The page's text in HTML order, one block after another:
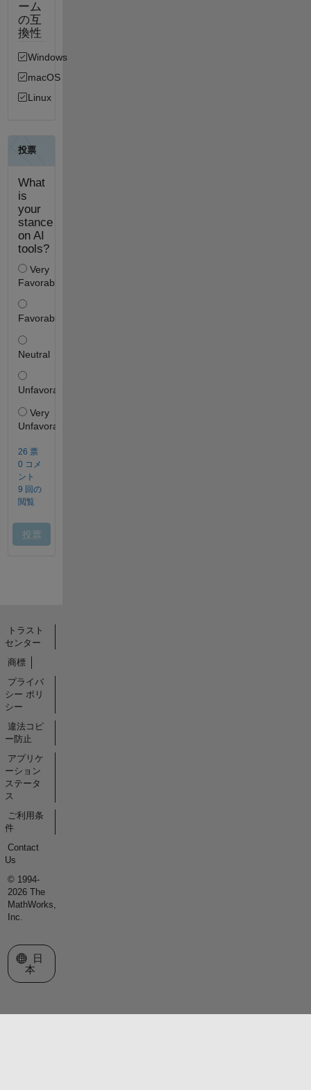
ーム
の互
換性
Windows
macOS
Linux
トラスト
センター
商標
プライバ
シー ポリ
シー
違法コピ
ー防止
アプリケ
ーション
ステータ
ス
ご利用条
件
Contact
Us
© 1994-
2026 The
MathWorks,
Inc.
Web サイトの選択
日
本